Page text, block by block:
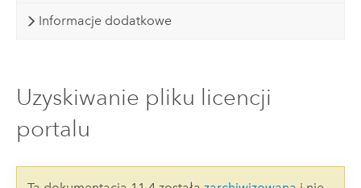
Informacje dodatkowe
Uzyskiwanie pliku licencji
portalu